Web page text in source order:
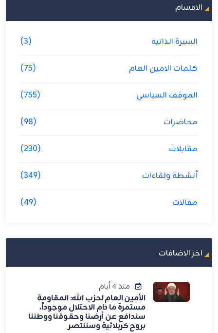
الاقسام
السيرة الذاتية (3)
كلمات الامين العام (75)
الموقف السياسي (755)
محاضرات (98)
مقابلات (230)
أنشطة ولقاءات (349)
مقالات (49)
اخر الاضافات
منذ 4 أيام
الأمين العام لحزب الله: المقاومة
مستمرة ما دام الاحتلال موجوداً،
سندافع عن أرضنا وحقوقنا ووطننا
بروح كربلائية وسننتصر